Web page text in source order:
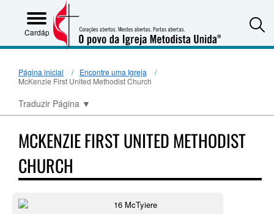
Cardápio
Página inicial
Encontre uma Igreja
McKenzie First United Methodist Church
Traduzir Página ▼
MCKENZIE FIRST UNITED METHODIST
CHURCH
16 McTyiere